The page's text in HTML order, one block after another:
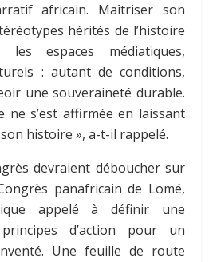
africain. Maîtriser son
hérités de l’histoire
les espaces médiatiques,
: autant de conditions,
une souveraineté durable.
ne s’est affirmée en laissant
histoire », a-t-il rappelé.
devraient déboucher sur
panafricain de Lomé,
appelé à définir une
d’action pour un
Une feuille de route